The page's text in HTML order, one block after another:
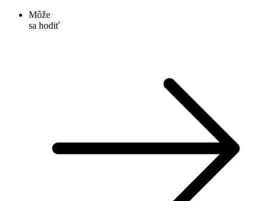
Môže
sa hodiť